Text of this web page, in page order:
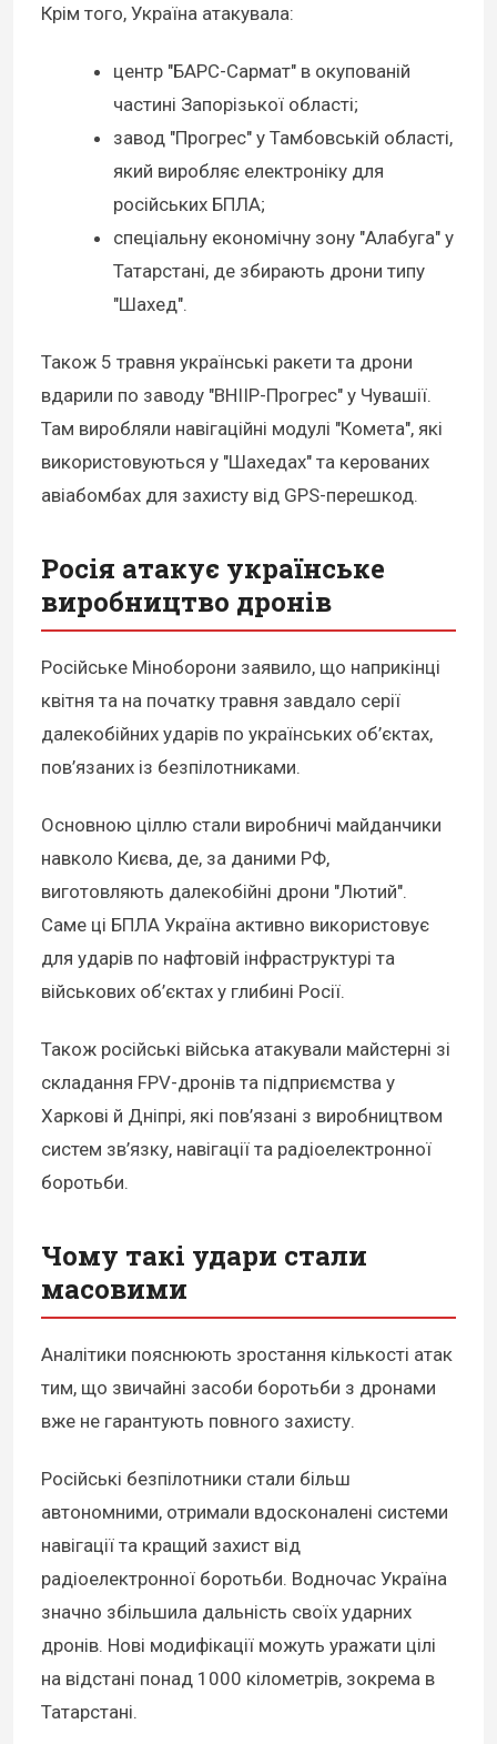
Крім того, Україна атакувала:
центр "БАРС-Сармат" в окупованій
частині Запорізької області;
завод "Прогрес" у Тамбовській області,
який виробляє електроніку для
російських БПЛА;
спеціальну економічну зону "Алабуга" у
Татарстані, де збирають дрони типу
"Шахед".
Також 5 травня українські ракети та дрони
вдарили по заводу "ВНІІР-Прогрес" у Чувашії.
Там виробляли навігаційні модулі "Комета", які
використовуються у "Шахедах" та керованих
авіабомбах для захисту від GPS-перешкод.
Росія атакує українське
виробництво дронів
Російське Міноборони заявило, що наприкінці
квітня та на початку травня завдало серії
далекобійних ударів по українських об’єктах,
пов’язаних із безпілотниками.
Основною ціллю стали виробничі майданчики
навколо Києва, де, за даними РФ,
виготовляють далекобійні дрони "Лютий".
Саме ці БПЛА Україна активно використовує
для ударів по нафтовій інфраструктурі та
військових об’єктах у глибині Росії.
Також російські війська атакували майстерні зі
складання FPV-дронів та підприємства у
Харкові й Дніпрі, які пов’язані з виробництвом
систем зв’язку, навігації та радіоелектронної
боротьби.
Чому такі удари стали
масовими
Аналітики пояснюють зростання кількості атак
тим, що звичайні засоби боротьби з дронами
вже не гарантують повного захисту.
Російські безпілотники стали більш
автономними, отримали вдосконалені системи
навігації та кращий захист від
радіоелектронної боротьби. Водночас Україна
значно збільшила дальність своїх ударних
дронів. Нові модифікації можуть уражати цілі
на відстані понад 1000 кілометрів, зокрема в
Татарстані.